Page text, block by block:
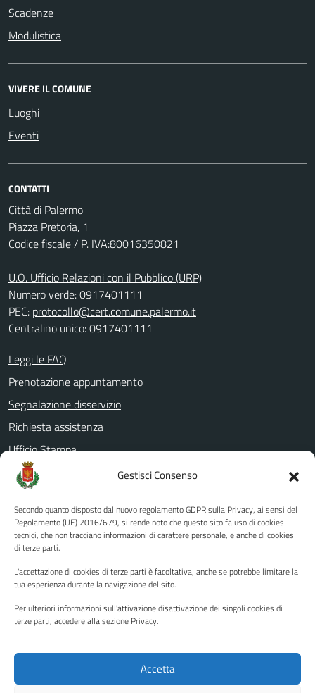
Gestisci Consenso
Secondo quanto disposto dal nuovo regolamento GDPR sulla Privacy, ai sensi del
Regolamento (UE) 2016/679, si rende noto che questo sito fa uso di cookies
tecnici, che non tracciano informazioni di carattere personale, e anche di cookies
di terze parti.
L'accettazione di cookies di terze parti è facoltativa, anche se potrebbe limitare la
tua esperienza durante la navigazione del sito.
Per ulteriori informazioni sull'attivazione disattivazione dei singoli cookies di
terze parti, accedere alla sezione Privacy.
Accetta
Scadenze
Modulistica
VIVERE IL COMUNE
Luoghi
Eventi
CONTATTI
Città di Palermo
Piazza Pretoria, 1
Codice fiscale / P. IVA:80016350821
U.O. Ufficio Relazioni con il Pubblico (URP)
Numero verde: 0917401111
PEC: protocollo@cert.comune.palermo.it
Centralino unico: 0917401111
Leggi le FAQ
Prenotazione appuntamento
Segnalazione disservizio
Richiesta assistenza
Ufficio Stampa
Amministrazione Trasparente
Albo pretorio
Informativa privacy
Note legali
Piano di miglioramento del sito
Instagram